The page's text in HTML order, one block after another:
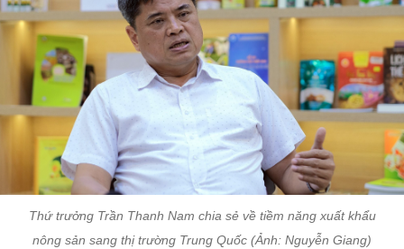
Thứ trưởng Trần Thanh Nam chia sẻ về tiềm năng xuất khẩu
nông sản sang thị trường Trung Quốc (Ảnh: Nguyễn Giang)